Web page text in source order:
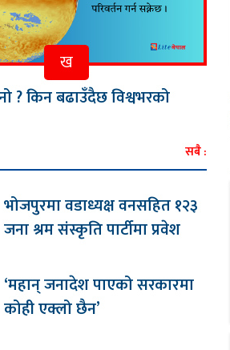
ख
? किन बढाउँदैछ विश्वभरको
सबै :
भोजपुरमा वडाध्यक्ष वनसहित १२३
जना श्रम संस्कृति पार्टीमा प्रवेश
‘महान् जनादेश पाएको सरकारमा
कोही एक्लो छैन’